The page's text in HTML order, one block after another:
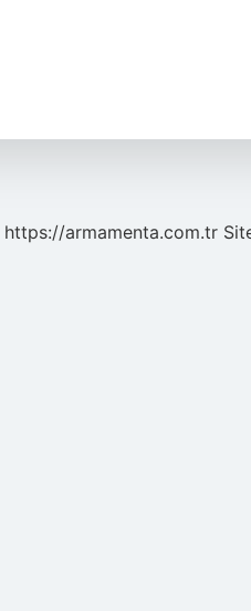
https://armamenta.com.tr